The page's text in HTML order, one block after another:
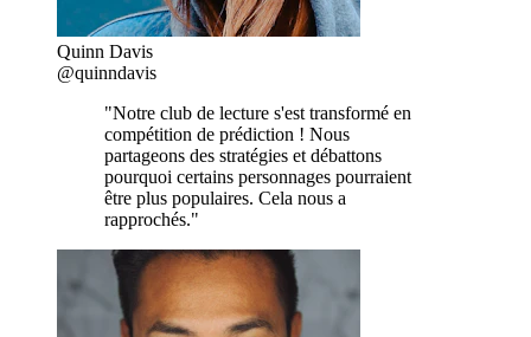
Quinn Davis
@quinndavis
"Notre club de lecture s'est transformé en
compétition de prédiction ! Nous
partageons des stratégies et débattons
pourquoi certains personnages pourraient
être plus populaires. Cela nous a
rapprochés."